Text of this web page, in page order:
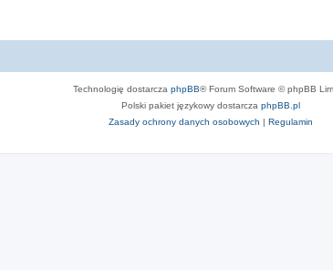
Technologię dostarcza phpBB® Forum Software © phpBB
Polski pakiet językowy dostarcza phpBB.pl
Zasady ochrony danych osobowych | Regulamin